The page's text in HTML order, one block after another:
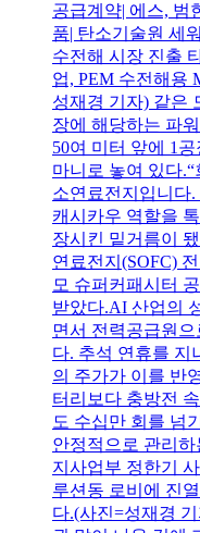
공급계약| 에스, 범
품| 탄소기술원 세
수전해 시장 진출
업, PEM 수전해용
성재경 기자) 같은
장에 해당하는 파
50여 미터 앞에 1
마니로 놓여 있다
소연료전지입니다
캐시카우 역할을
장시킨 밑거름이
연료전지(SOFC)
모 슈퍼커패시터
받았다.AI 산업의
면서 전력공급원
다. 추석 연휴를 지
의 주가가 이를 반
터리보다 충방전
도 수십만 회를 넘
안정적으로 관리
지사업부 정한기
루션동 로비에 진
다.(사진=성재경